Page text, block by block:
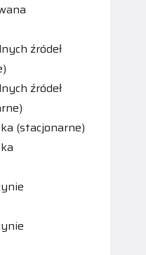
źródeł
źródeł
(stacjonarne)